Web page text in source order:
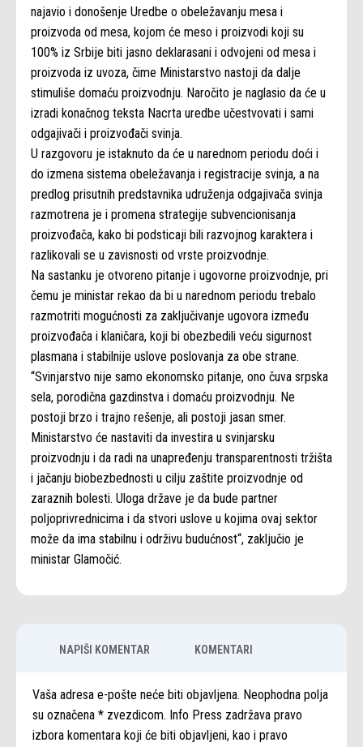
najavio i donošenje Uredbe o obeležavanju mesa i
proizvoda od mesa, kojom će meso i proizvodi koji su
100% iz Srbije biti jasno deklarasani i odvojeni od mesa i
proizvoda iz uvoza, čime Ministarstvo nastoji da dalje
stimuliše domaću proizvodnju. Naročito je naglasio da će u
izradi konačnog teksta Nacrta uredbe učestvovati i sami
odgajivači i proizvođači svinja.
U razgovoru je istaknuto da će u narednom periodu doći i
do izmena sistema obeležavanja i registracije svinja, a na
predlog prisutnih predstavnika udruženja odgajivača svinja
razmotrena je i promena strategije subvencionisanja
proizvođača, kako bi podsticaji bili razvojnog karaktera i
razlikovali se u zavisnosti od vrste proizvodnje.
Na sastanku je otvoreno pitanje i ugovorne proizvodnje, pri
čemu je ministar rekao da bi u narednom periodu trebalo
razmotriti mogućnosti za zaključivanje ugovora između
proizvođača i klaničara, koji bi obezbedili veću sigurnost
plasmana i stabilnije uslove poslovanja za obe strane.
“Svinjarstvo nije samo ekonomsko pitanje, ono čuva srpska
sela, porodična gazdinstva i domaću proizvodnju. Ne
postoji brzo i trajno rešenje, ali postoji jasan smer.
Ministarstvo će nastaviti da investira u svinjarsku
proizvodnju i da radi na unapređenju transparentnosti tržišta
i jačanju biobezbednosti u cilju zaštite proizvodnje od
zaraznih bolesti. Uloga države je da bude partner
poljoprivrednicima i da stvori uslove u kojima ovaj sektor
može da ima stabilnu i održivu budućnost“, zaključio je
ministar Glamočić.
NAPIŠI KOMENTAR KOMENTARI
Vaša adresa e-pošte neće biti objavljena. Neophodna polja
su označena * zvezdicom. Info Press zadržava pravo
izbora komentara koji će biti objavljeni, kao i pravo